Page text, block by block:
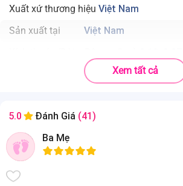
Xuất xứ thương hiệu Việt Nam
Sản xuất tại
Việt Nam
Trọng lượng sản phẩm
0.256
Nhà sản xuất
Vinamilk
Hạn sử dụng
365 ngày kể từ ngày
Bột ăm dặm 4 gói vị ngọt Ridielac 4 x 50g dinh
Xem tất cả
5.0 Đánh Giá (41)
Ba Mẹ